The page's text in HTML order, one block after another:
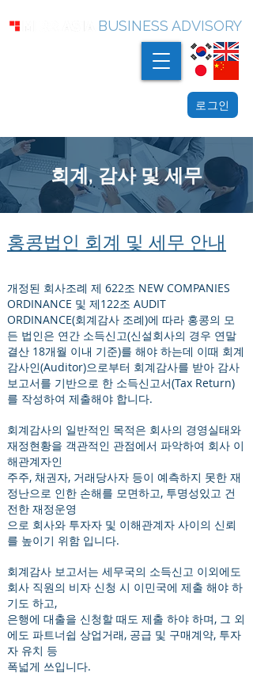
BUSINESS ADVISORY
로그인
회계, 감사 및 세무
홍콩법인 회계 및 세무 안내
개정된 회사조례 제 622조 NEW COMPANIES
ORDINANCE 및 제122조 AUDIT
ORDINANCE(회계감사 조례)에 따라 홍콩의 모
든 법인은 연간 소득신고(신설회사의 경우 연말
결산 18개월 이내 기준)를 해야 하는데 이때 회계
감사인(Auditor)으로부터 회계감사를 받아 감사
보고서를 기반으로 한 소득신고서(Tax Return)
를 작성하여 제출해야 합니다.
회계감사의 일반적인 목적은 회사의 경영실태와
재정현황을 객관적인 관점에서 파악하여 회사 이
해관계자인
주주, 채권자, 거래당사자 등이 예측하지 못한 재
정난으로 인한 손해를 모면하고, 투명성있고 건
전한 재정운영
으로 회사와 투자자 및 이해관계자 사이의 신뢰
를 높이기 위함 입니다.
회계감사 보고서는 세무국의 소득신고 이외에도
회사 직원의 비자 신청 시 이민국에 제출 해야 하
기도 하고,
은행에 대출을 신청할 때도 제출 하야 하며, 그 외
에도 파트너쉽 상업거래, 공급 및 구매계약, 투자
자 유치 등
폭넓게 쓰입니다.